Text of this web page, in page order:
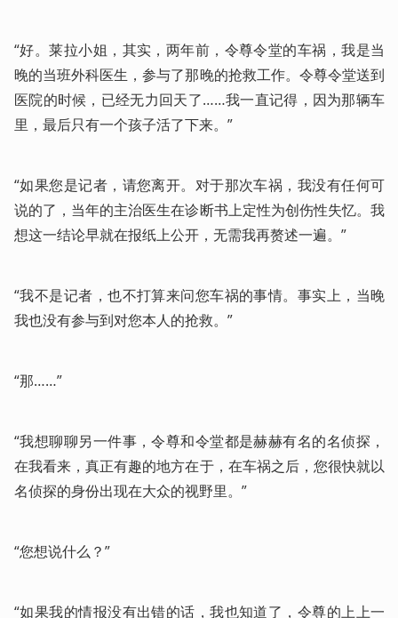
“好。莱拉小姐，其实，两年前，令尊令堂的车祸，我是当
晚的当班外科医生，参与了那晚的抢救工作。令尊令堂送到
医院的时候，已经无力回天了……我一直记得，因为那辆车
里，最后只有一个孩子活了下来。”
“如果您是记者，请您离开。对于那次车祸，我没有任何可
说的了，当年的主治医生在诊断书上定性为创伤性失忆。我
想这一结论早就在报纸上公开，无需我再赘述一遍。”
“我不是记者，也不打算来问您车祸的事情。事实上，当晚
我也没有参与到对您本人的抢救。”
“那……”
“我想聊聊另一件事，令尊和令堂都是赫赫有名的名侦探，
在我看来，真正有趣的地方在于，在车祸之后，您很快就以
名侦探的身份出现在大众的视野里。”
“您想说什么？”
“如果我的情报没有出错的话，我也知道了，令尊的上上一